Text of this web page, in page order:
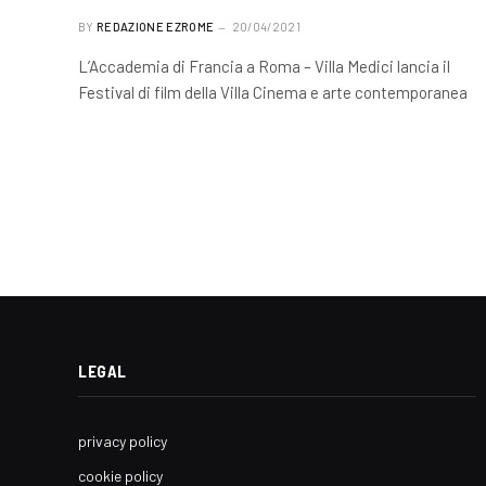
BY REDAZIONE EZROME 20/04/2021
L’Accademia di Francia a Roma – Villa Medici lancia il
Festival di film della Villa Cinema e arte contemporanea
LEGAL
privacy policy
cookie policy